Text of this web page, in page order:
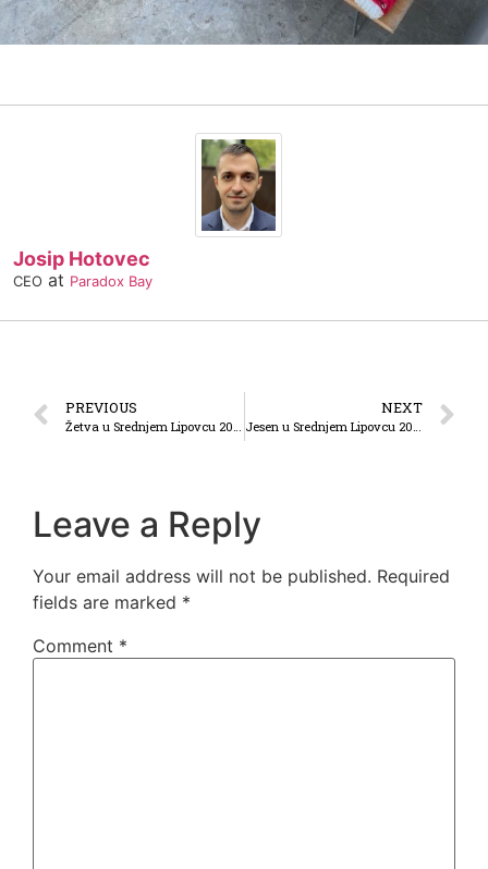
Josip Hotovec
CEO at Paradox Bay
PREVIOUS
Žetva u Srednjem Lipovcu 2022.
NEXT
Jesen u Srednjem Lipovcu 2022.
Leave a Reply
Your email address will not be published. Required
fields are marked *
Comment *